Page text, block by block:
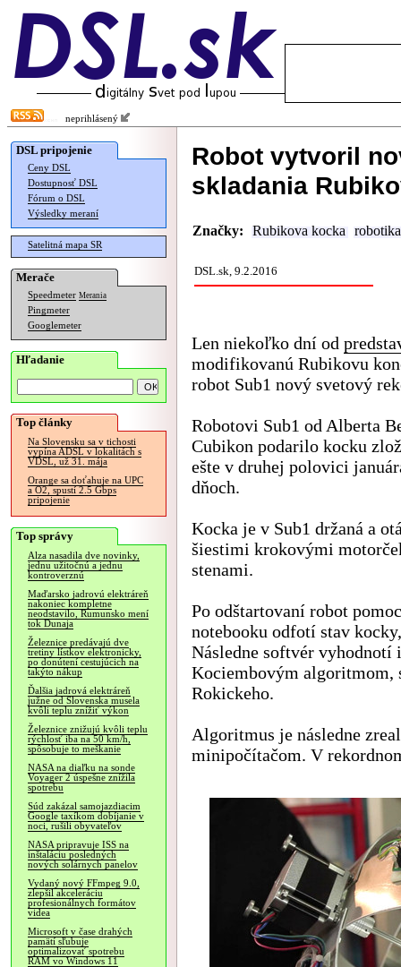
neprihlásený
DSL pripojenie
Ceny DSL
Dostupnosť DSL
Fórum o DSL
Výsledky meraní
Satelitná mapa SR
Merače
Speedmeter Merania
Pingmeter
Googlemeter
Hľadanie
Top články
Na Slovensku sa v tichosti
vypína ADSL v lokalitách s
VDSL, už 31. mája
Orange sa doťahuje na UPC
a O2, spustí 2.5 Gbps
pripojenie
Top správy
Alza nasadila dve novinky,
jednu užitočnú a jednu
kontroverznú
Maďarsko jadrovú elektráreň
nakoniec kompletne
neodstavilo, Rumunsko mení
tok Dunaja
Železnice predávajú dve
tretiny lístkov elektronicky,
po donútení cestujúcich na
takýto nákup
Ďalšia jadrová elektráreň
južne od Slovenska musela
kvôli teplu znížiť výkon
Železnice znižujú kvôli teplu
rýchlosť iba na 50 km/h,
spôsobuje to meškanie
NASA na diaľku na sonde
Voyager 2 úspešne znížila
spotrebu
Súd zakázal samojazdiacim
Google taxíkom dobíjanie v
noci, rušili obyvateľov
NASA pripravuje ISS na
inštaláciu posledných
nových solárnych panelov
Vydaný nový FFmpeg 9.0,
zlepšil akceleráciu
profesionálnych formátov
videa
Microsoft v čase drahých
pamätí sľubuje
optimalizovať spotrebu
RAM vo Windows 11
Robot vytvoril
skladania
Značky: Rubikova kocka robotika
DSL.sk, 9.2.2016
Len niekoľko dní od
modifikovanú Rubikovu
robot Sub1 nový svetový
Robotovi Sub1 od Alberta
Cubikon podarilo kocku
ešte v druhej polovici
dňoch.
Kocka je v Sub1 držaná a
šiestimi krokovými
stenami.
Po odštartovaní robot
notebooku odfotí stav
Následne softvér vyhodnotí
Kociembovým algoritmom,
Rokickeho.
Algoritmus je následne
minipočítačom. V